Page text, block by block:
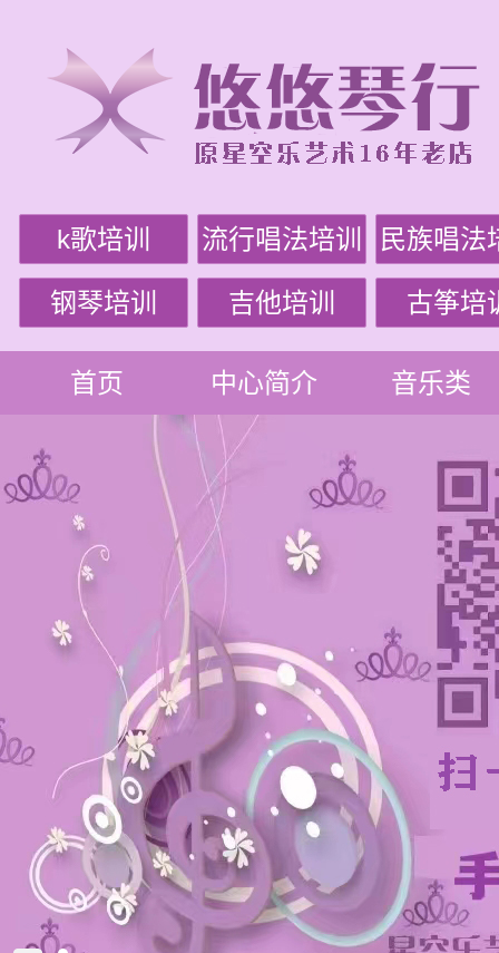
k歌培训 流行唱法培训 民族唱法
钢琴培训 吉他培训 古筝培
首页 中心简介 音乐类